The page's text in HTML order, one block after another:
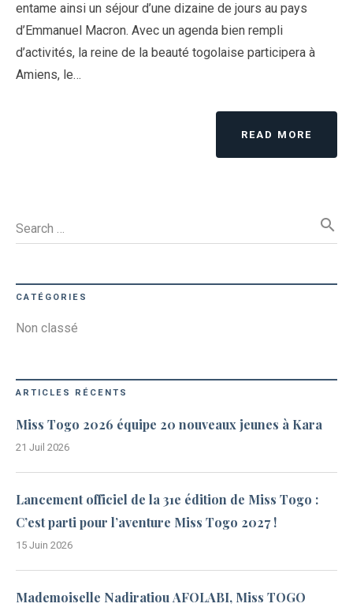
entame ainsi un séjour d’une dizaine de jours au pays
d’Emmanuel Macron. Avec un agenda bien rempli
d’activités, la reine de la beauté togolaise participera à
Amiens, le…
READ MORE
Search … search
CATÉGORIES
Non classé
ARTICLES RÉCENTS
Miss Togo 2026 équipe 20 nouveaux jeunes à Kara
21 Juil 2026
Lancement officiel de la 31e édition de Miss Togo :
C’est parti pour l’aventure Miss Togo 2027 !
15 Juin 2026
Mademoiselle Nadiratiou AFOLABI, Miss TOGO